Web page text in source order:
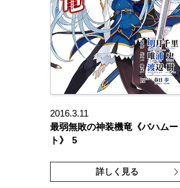
2016.3.11
最弱無敗の神装機竜《バハムー
ト》
5
詳しく見る